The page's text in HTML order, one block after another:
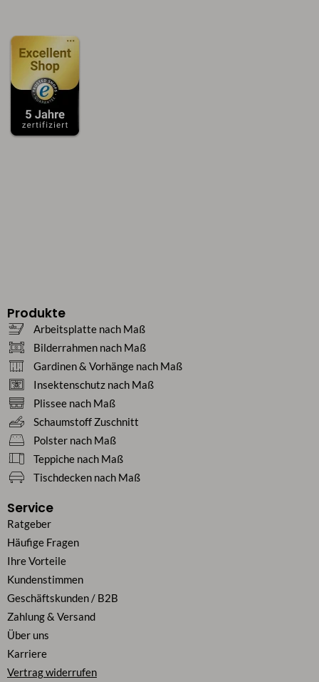
Produkte
Arbeitsplatte nach Maß
Bilderrahmen nach Maß
Gardinen & Vorhänge nach Maß
Insektenschutz nach Maß
Plissee nach Maß
Schaumstoff Zuschnitt
Polster nach Maß
Teppiche nach Maß
Tischdecken nach Maß
Service
Ratgeber
Häufige Fragen
Ihre Vorteile
Kundenstimmen
Geschäftskunden / B2B
Zahlung & Versand
Über uns
Karriere
Vertrag widerrufen